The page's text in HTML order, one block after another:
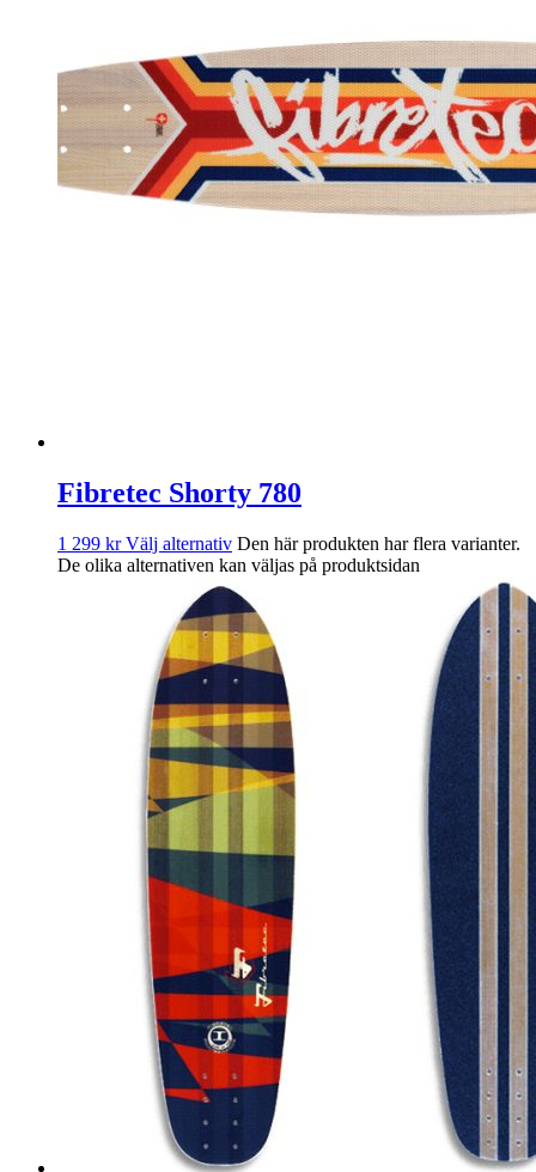
Fibretec Shorty 780
1 299 kr Välj alternativ Den här produkten har flera varianter.
De olika alternativen kan väljas på produktsidan